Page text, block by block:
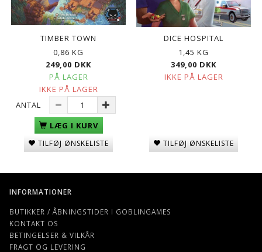
TIMBER TOWN
0,86 KG
249,00 DKK
PÅ LAGER
IKKE PÅ LAGER
ANTAL
LÆG I KURV
TILFØJ ØNSKELISTE
DICE HOSPITAL
1,45 KG
349,00 DKK
IKKE PÅ LAGER
TILFØJ ØNSKELISTE
INFORMATIONER
BUTIKKER / ÅBNINGSTIDER I GOBLINGAMES
KONTAKT OS
BETINGELSER & VILKÅR
FRAGT OG LEVERING